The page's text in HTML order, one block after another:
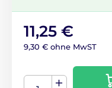
11,25 €
9,30 € ohne MwST